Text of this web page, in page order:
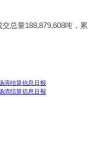
总量188,879,608吨，累
清结算信息日报
清结算信息日报